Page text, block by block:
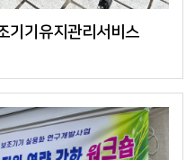
기기유지관리서비스